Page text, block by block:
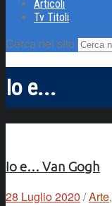
Articoli
Tv Titoli
Cerca nel sito
Io e...
Io e… Van Gogh
28 Luglio 2020 /Arte,